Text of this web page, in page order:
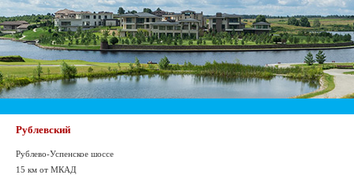
Рублевский
Рублево-Успенское шоссе
15 км от МКАД